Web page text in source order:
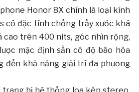
Honor 8X chính là loại kính
có đặc tính chống trầy xước khá
cao trên 400 nits, góc nhìn rộng,
mặc định sẵn có độ bão hòa
đến khả năng giải trí đa phương